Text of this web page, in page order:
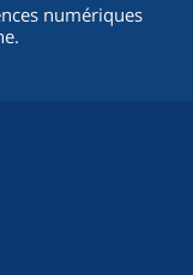
numériques